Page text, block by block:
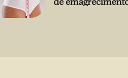
estética sem uso de